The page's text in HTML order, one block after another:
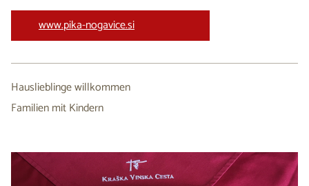
www.pika-nogavice.si
Hauslieblinge willkommen
Familien mit Kindern